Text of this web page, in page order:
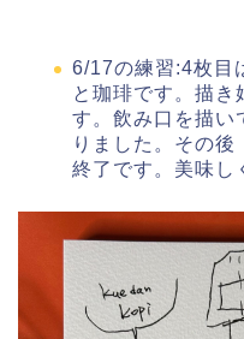
6/17の練習:4枚目
と珈琲です。描き
す。飲み口を描い
りました。その後
終了です。美味し